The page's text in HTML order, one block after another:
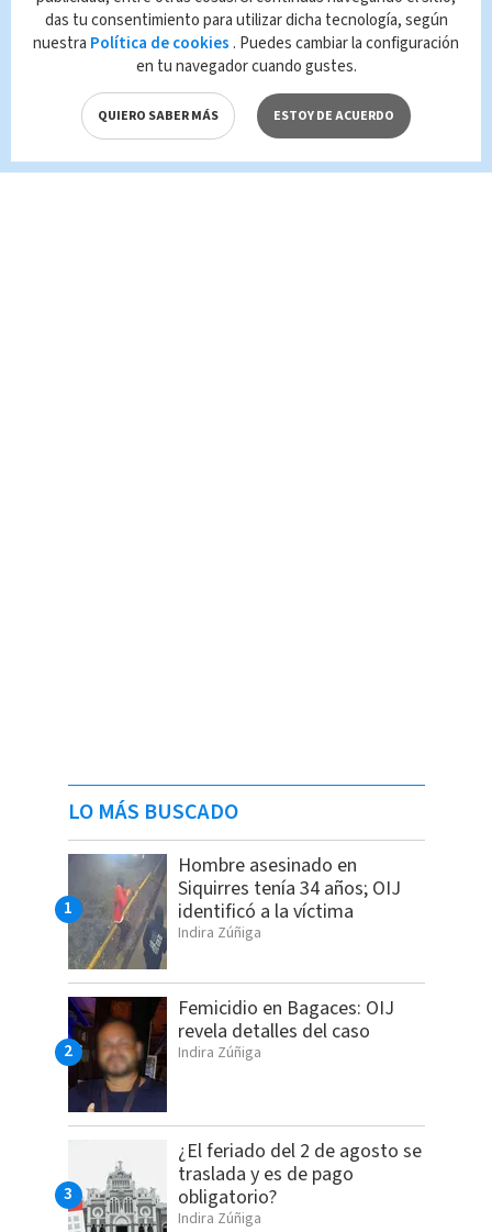
que es propiedad de TELEDIARIO; su
reproducción no autorizada constituye una
infracción y un delito de conformidad con las
leyes aplicables.
LO MÁS BUSCADO
Hombre asesinado en
Siquirres tenía 34 años; OIJ
identificó a la víctima
Indira Zúñiga
Femicidio en Bagaces: OIJ
revela detalles del caso
Indira Zúñiga
¿El feriado del 2 de agosto se
traslada y es de pago
obligatorio?
Indira Zúñiga
das tu consentimiento para utilizar dicha tecnología, según
nuestra Política de cookies . Puedes cambiar la configuración
en tu navegador cuando gustes.
QUIERO SABER MÁS ESTOY DE ACUERDO